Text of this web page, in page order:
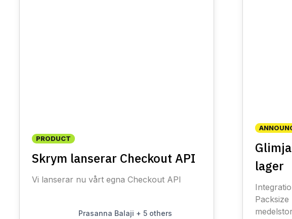
PRODUCT
Skrym lanserar Checkout API
Vi lanserar nu vårt egna Checkout API
Prasanna Balaji + 5 others
lager
Packsize